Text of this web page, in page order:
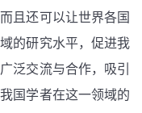
且还可以让世界各国
的研究水平，促进我
泛交流与合作，吸引
国学者在这一领域的